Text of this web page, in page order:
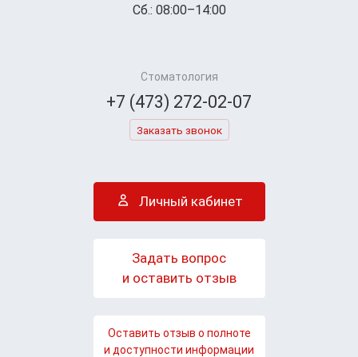
Сб.: 08:00–14:00
Стоматология
+7 (473) 272-02-07
Заказать звонок
Личный кабинет
Задать вопрос
и оставить отзыв
Оставить отзыв о полноте
и доступности информации